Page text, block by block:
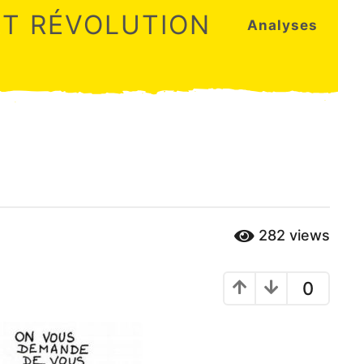
RÉVOLUTION Analyses
282 views
0